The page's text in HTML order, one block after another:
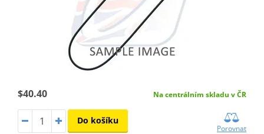
$40.40 Na centrálním skladu v ČR
Do košíku
Porovnat